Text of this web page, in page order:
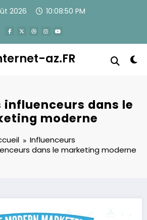
2026 10:08:51 PM
az.FR
influenceurs dans le
moderne
Influenceurs
dans le marketing moderne